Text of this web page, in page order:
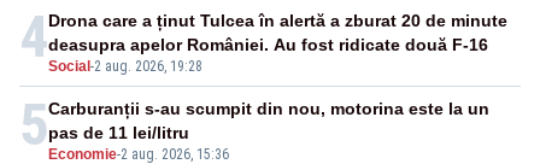
4Social-2 aug. 2026, 19:28
Drona care a ținut Tulcea în alertă a zburat 20 de minute
deasupra apelor României. Au fost ridicate două F-16
5Economie-2 aug. 2026, 15:36
Carburanții s-au scumpit din nou, motorina este la un
pas de 11 lei/litru